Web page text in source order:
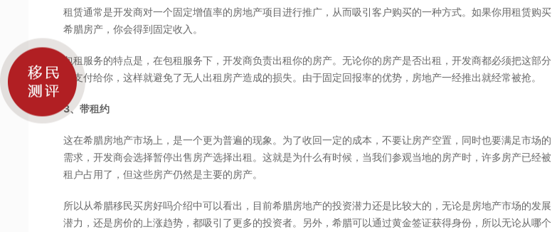
租赁通常是开发商对一个固定增值率的房地产项目进行推广，从而吸引客户购买的一种方式。如果你用租赁购买
希腊房产，你会得到固定收入。
包租服务的特点是，在包租服务下，开发商负责出租你的房产。无论你的房产是否出租，开发商都必须把这部分
钱支付给你，这样就避免了无人出租房产造成的损失。由于固定回报率的优势，房地产一经推出就经常被抢。
3、带租约
这在希腊房地产市场上，是一个更为普遍的现象。为了收回一定的成本，不要让房产空置，同时也要满足市场的
需求，开发商会选择暂停出售房产选择出租。这就是为什么有时候，当我们参观当地的房产时，许多房产已经被
租户占用了，但这些房产仍然是主要的房产。
所以从希腊移民买房好吗介绍中可以看出，目前希腊房地产的投资潜力还是比较大的，无论是房地产市场的发展
潜力，还是房价的上涨趋势，都吸引了更多的投资者。另外，希腊可以通过黄金签证获得身份，所以无论从哪个